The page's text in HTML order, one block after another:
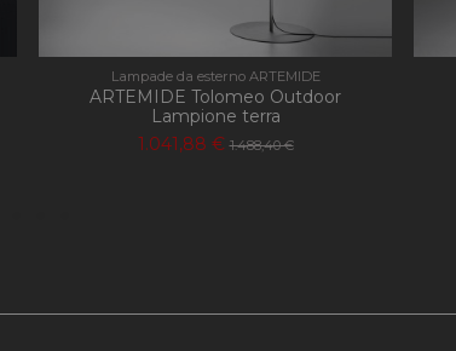
Lampade da esterno ARTEMIDE
ARTEMIDE Tolomeo Outdoor
Lampione terra
1.041,88 € 1.488,40 €